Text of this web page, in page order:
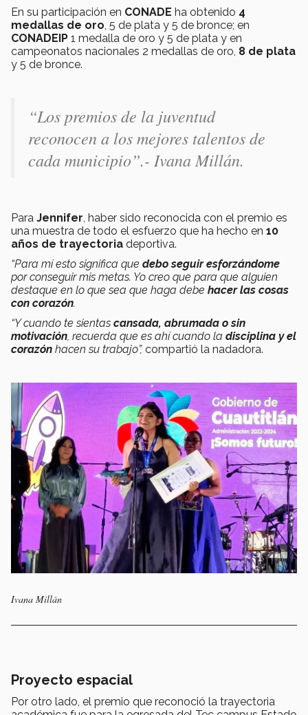
En su participación en CONADE ha obtenido 4
medallas de oro, 5 de plata y 5 de bronce; en
CONADEIP 1 medalla de oro y 5 de plata y en
campeonatos nacionales 2 medallas de oro, 8 de plata
y 5 de bronce.
“Los premios de la juventud
reconocen a los mejores talentos de
cada municipio”.- Ivana Millán.
Para Jennifer, haber sido reconocida con el premio es
una muestra de todo el esfuerzo que ha hecho en 10
años de trayectoria deportiva.
“Para mí esto significa que debo seguir esforzándome
por conseguir mis metas. Yo creo que para que alguien
destaque en lo que sea que haga debe hacer las cosas
con corazón.
“Y cuando te sientas cansada, abrumada o sin
motivación, recuerda que es ahí cuando la disciplina y el
corazón hacen su trabajo”, compartió la nadadora.
Ivana Millán
Proyecto espacial
Por otro lado, el premio que reconoció la trayectoria